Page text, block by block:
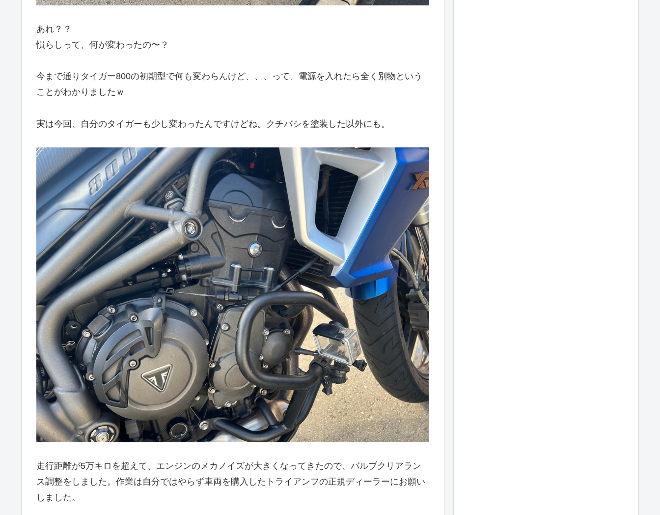
あれ？？
慣らしって、何が変わったの〜？
今まで通りタイガー800の初期型で何も変わらんけど、、、って、電源を入れたら全く別物という
ことがわかりましたｗ
実は今回、自分のタイガーも少し変わったんですけどね。クチバシを塗装した以外にも。
走行距離が5万キロを超えて、エンジンのメカノイズが大きくなってきたので、バルブクリアラン
ス調整をしました。作業は自分ではやらず車両を購入したトライアンフの正規ディーラーにお願い
しました。